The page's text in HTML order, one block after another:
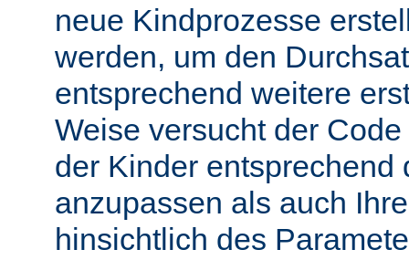
neue Kindprozesse
werden, um den
entsprechend weitere
Weise versucht der
der Kinder entsprechend
anzupassen als auch
hinsichtlich des